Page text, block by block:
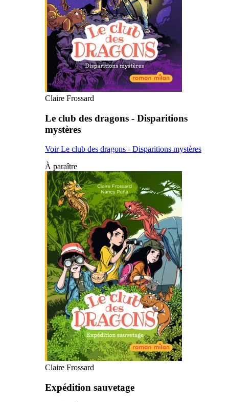
Claire Frossard
Le club des dragons - Disparitions
mystères
Voir Le club des dragons - Disparitions mystères
À paraître
Claire Frossard
Expédition sauvetage